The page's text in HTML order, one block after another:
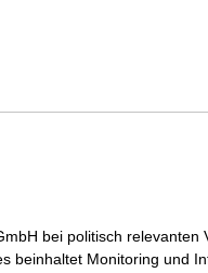
bei politisch relevanten
beinhaltet Monitoring und